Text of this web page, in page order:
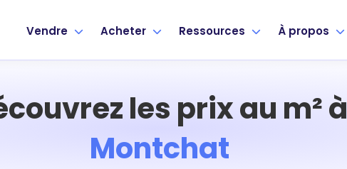
Vendre Acheter Ressources À propos
les prix au m² à
Montchat